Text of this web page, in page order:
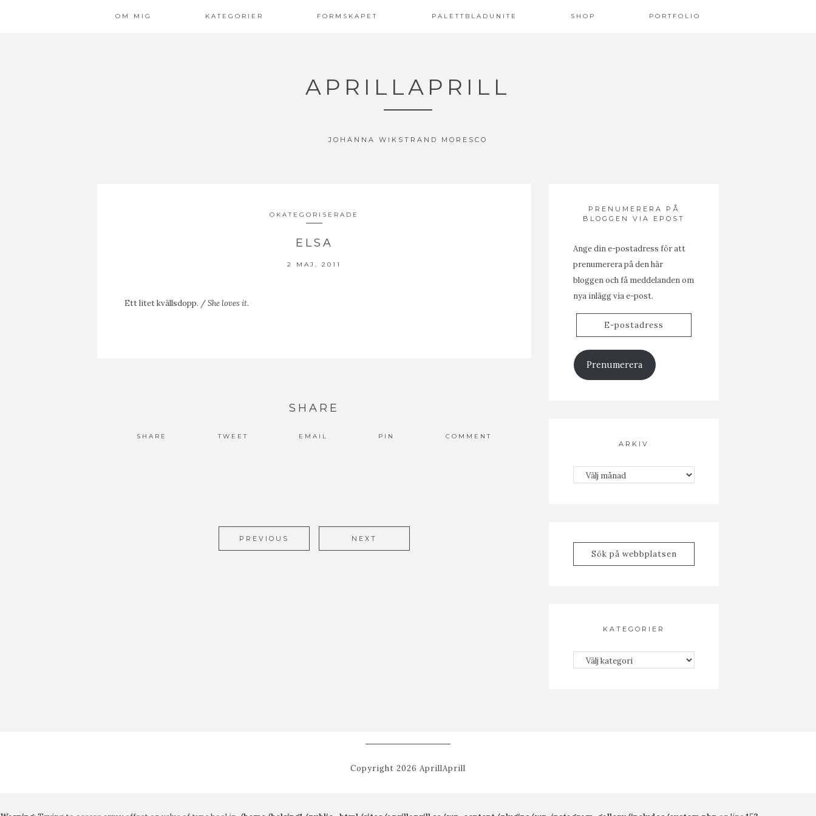
OM MIG KATEGORIER FORMSKAPET PALETTBLADUNITE SHOP PORTFOLIO
APRILLAPRILL
JOHANNA WIKSTRAND MORESCO
OKATEGORISERADE
ELSA
2 MAJ, 2011
Ett litet kvällsdopp. /She loves it.
SHARE
SHARE TWEET EMAIL PIN COMMENT
PREVIOUS NEXT
PRENUMERERA PÅ
BLOGGEN VIA EPOST
Ange din e-postadress för att
prenumerera på den här
bloggen och få meddelanden om
nya inlägg via e-post.
postadress
Prenumerera
ARKIV
Arkiv
KATEGORIER
Kategorier
Copyright 2026 AprillAprill